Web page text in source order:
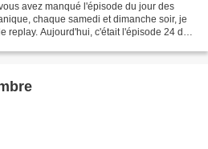
avez manqué l'épisode du jour des
chaque samedi et dimanche soir, je
replay. Aujourd'hui, c'était l'épisode 24 de